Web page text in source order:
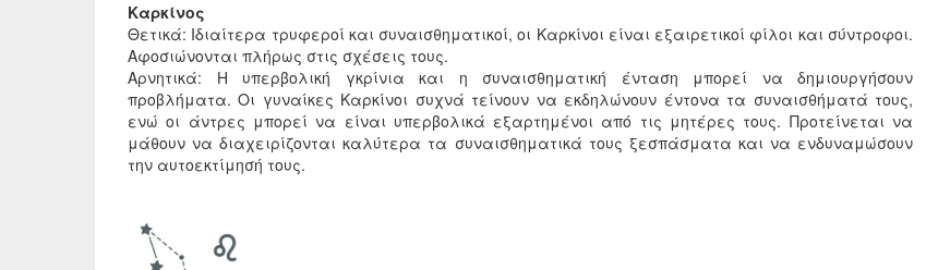
Καρκίνος
Θετικά: Ιδιαίτερα τρυφεροί και συναισθηματικοί, οι Καρκίνοι είναι εξαιρετικοί φίλοι και σύντροφοι.
Αφοσιώνονται πλήρως στις σχέσεις τους.
Αρνητικά: Η υπερβολική γκρίνια και η συναισθηματική ένταση μπορεί να δημιουργήσουν
προβλήματα. Οι γυναίκες Καρκίνοι συχνά τείνουν να εκδηλώνουν έντονα τα συναισθήματά τους,
ενώ οι άντρες μπορεί να είναι υπερβολικά εξαρτημένοι από τις μητέρες τους. Προτείνεται να
μάθουν να διαχειρίζονται καλύτερα τα συναισθηματικά τους ξεσπάσματα και να ενδυναμώσουν
την αυτοεκτίμησή τους.